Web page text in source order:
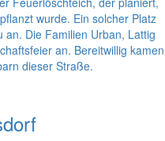
wurde. Ein solcher Platz
Die Familien Urban, Lattig
an. Bereitwillig kamen
dieser Straße.